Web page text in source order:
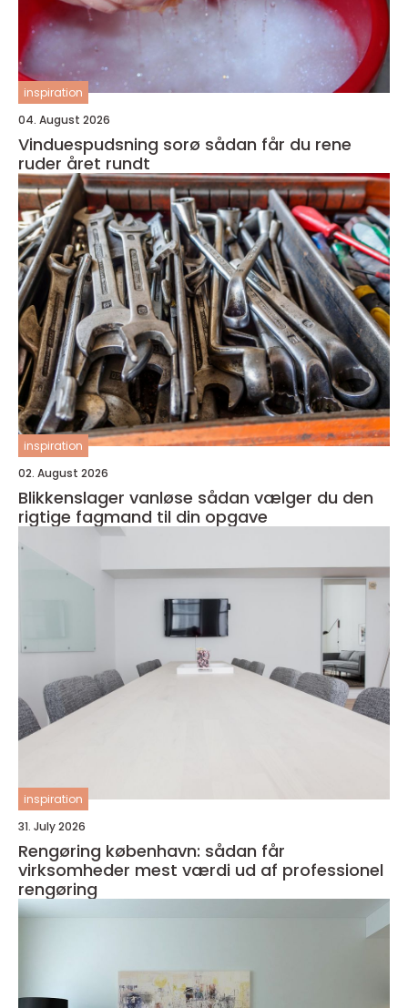
inspiration
04. August 2026
Vinduespudsning sorø sådan får du rene
ruder året rundt
inspiration
02. August 2026
Blikkenslager vanløse sådan vælger du den
rigtige fagmand til din opgave
inspiration
31. July 2026
Rengøring københavn: sådan får
virksomheder mest værdi ud af professionel
rengøring